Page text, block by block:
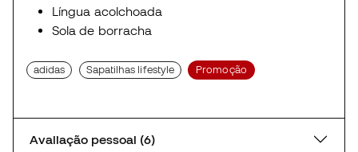
Língua acolchoada
Sola de borracha
adidas Sapatilhas lifestyle Promoção
Avaliação pessoal (6)